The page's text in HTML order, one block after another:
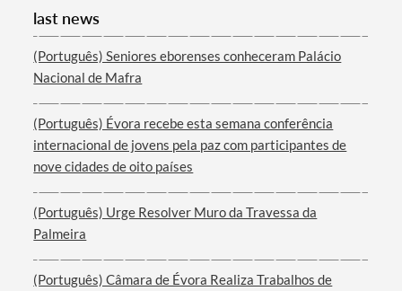
last news
(Português) Seniores eborenses conheceram Palácio
Nacional de Mafra
(Português) Évora recebe esta semana conferência
internacional de jovens pela paz com participantes de
nove cidades de oito países
(Português) Urge Resolver Muro da Travessa da
Palmeira
(Português) Câmara de Évora Realiza Trabalhos de